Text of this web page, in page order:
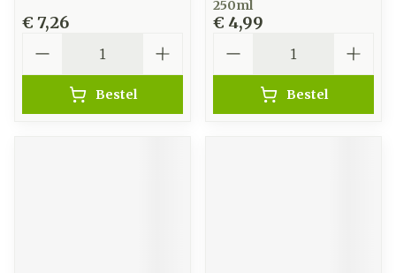
€ 7,26
Bestel
250ml
€ 4,99
Bestel